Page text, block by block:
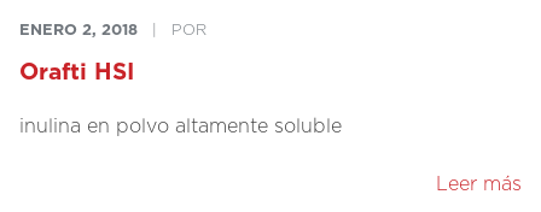
ENERO 2, 2018 POR
Orafti HSI
inulina en polvo altamente soluble
Leer más